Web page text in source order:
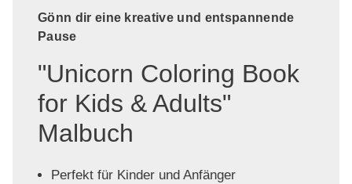
Gönn dir eine kreative und entspannende
Pause
"Unicorn Coloring Book
for Kids & Adults"
Malbuch
Perfekt für Kinder und Anfänger